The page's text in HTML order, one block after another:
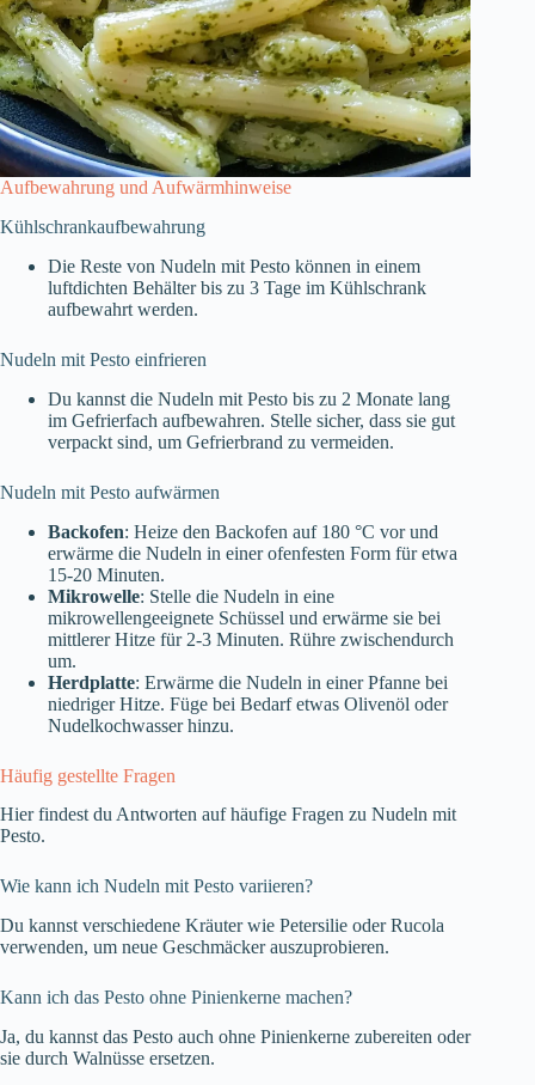
Aufbewahrung und Aufwärmhinweise
Kühlschrankaufbewahrung
Die Reste von Nudeln mit Pesto können in einem
luftdichten Behälter bis zu 3 Tage im Kühlschrank
aufbewahrt werden.
Nudeln mit Pesto einfrieren
Du kannst die Nudeln mit Pesto bis zu 2 Monate lang
im Gefrierfach aufbewahren. Stelle sicher, dass sie gut
verpackt sind, um Gefrierbrand zu vermeiden.
Nudeln mit Pesto aufwärmen
Backofen: Heize den Backofen auf 180 °C vor und
erwärme die Nudeln in einer ofenfesten Form für etwa
15-20 Minuten.
Mikrowelle: Stelle die Nudeln in eine
mikrowellengeeignete Schüssel und erwärme sie bei
mittlerer Hitze für 2-3 Minuten. Rühre zwischendurch
um.
Herdplatte: Erwärme die Nudeln in einer Pfanne bei
niedriger Hitze. Füge bei Bedarf etwas Olivenöl oder
Nudelkochwasser hinzu.
Häufig gestellte Fragen
Hier findest du Antworten auf häufige Fragen zu Nudeln mit
Pesto.
Wie kann ich Nudeln mit Pesto variieren?
Du kannst verschiedene Kräuter wie Petersilie oder Rucola
verwenden, um neue Geschmäcker auszuprobieren.
Kann ich das Pesto ohne Pinienkerne machen?
Ja, du kannst das Pesto auch ohne Pinienkerne zubereiten oder
sie durch Walnüsse ersetzen.